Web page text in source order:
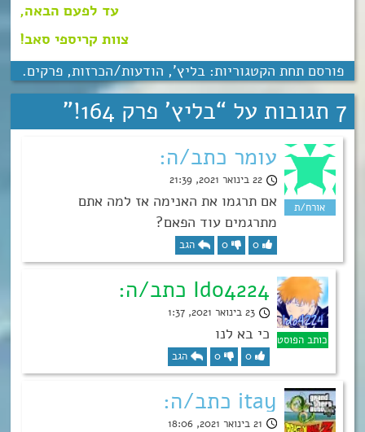
עד לפעם הבאה,
צוות קריספי סאב!
פורסם תחת הקטגוריות:בליץ', הודעות/הכרזות,פרקים.
7 תגובות על “ בליץ’ פרק 164! ”
עומר כתב/ה:
22 בינואר 2021, 21:39
אם תרגמו את האנימה אז למה אתם
מתרגמים עוד הפאם?
0
0 הגב
Ido4224 כתב/ה:
23 בינואר 2021, 1:37
כי בא לנו
0
0 הגב
itay כתב/ה:
21 בינואר 2021, 18:06